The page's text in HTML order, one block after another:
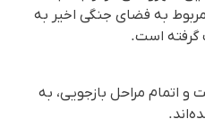
مربوط به فضای جنگی اخیر به
گرفته است.
اتمام مراحل بازجویی، به